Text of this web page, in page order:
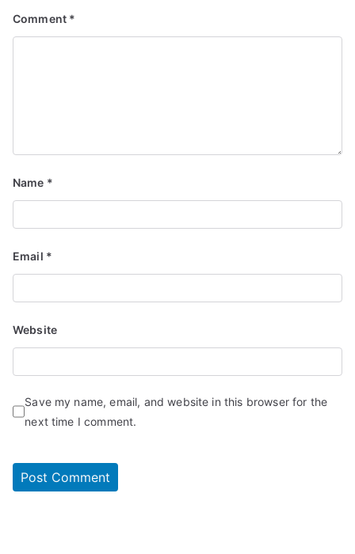
Comment *
Name *
Email *
Website
Save my name, email, and website in this browser for the
next time I comment.